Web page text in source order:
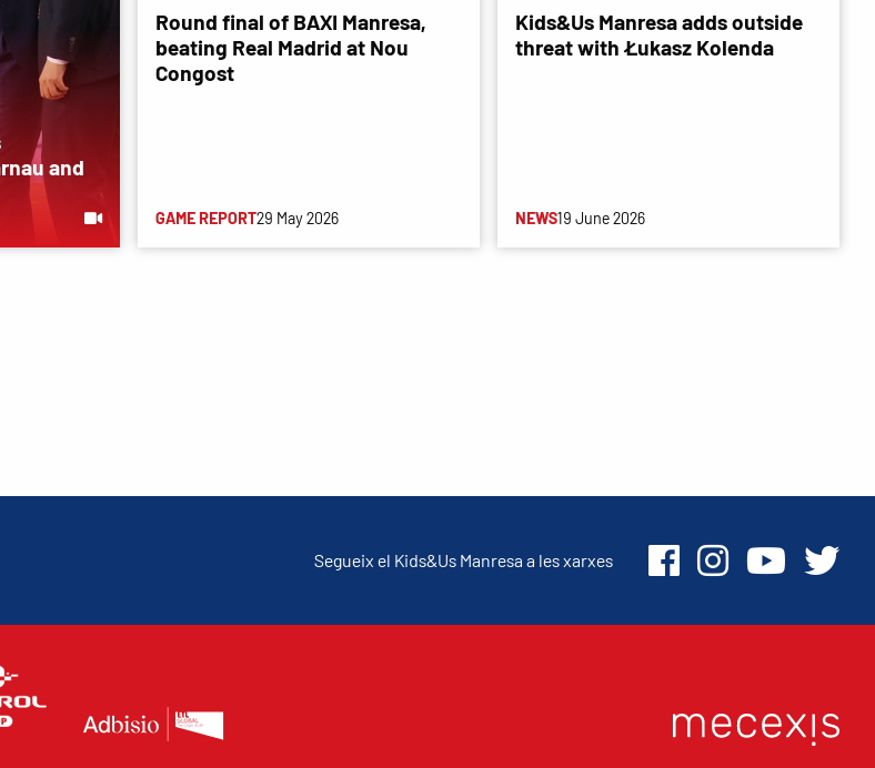
and
Round final of BAXI Manresa,
beating Real Madrid at Nou
Congost
GAME REPORT29 May 2026
Kids&Us Manresa adds outside
threat with Łukasz Kolenda
NEWS19 June 2026
Segueix el Kids&Us Manresa a les xarxes